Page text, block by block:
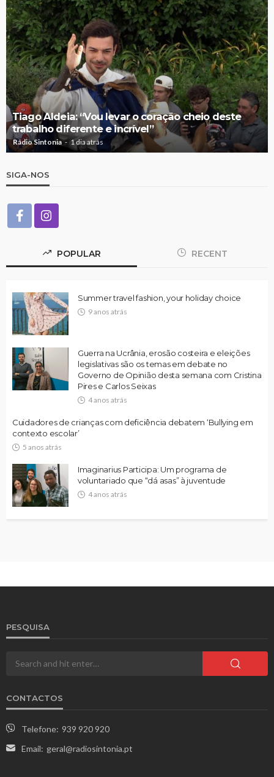
Tiago Aldeia: “Vou levar o coração cheio deste
trabalho diferente e incrível”
Rádio Sintonia 1 dia atrás
SIGA-NOS
POPULAR RECENT
Summer travel fashion, your holiday choice
9 anos atrás
Guerra na Ucrânia, erosão costeira e eleições
legislativas são os temas em debate no
Governo de Opinião desta semana com Cristina
Pires e Carlos Seixas
4 anos atrás
Cuidadores de crianças com deficiência debatem ‘Bullying em
contexto escolar’
5 anos atrás
Imaginarius Participa: Um programa de
voluntariado que “dá asas” à juventude
4 anos atrás
PESQUISA
CONTACTOS
Telefone: 939 920 920
Email: geral@radiosintonia.pt